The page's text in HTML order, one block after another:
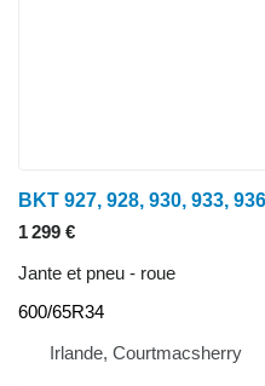
1 299 €
Jante et pneu - roue
600/65R34
Irlande, Courtmacsherry